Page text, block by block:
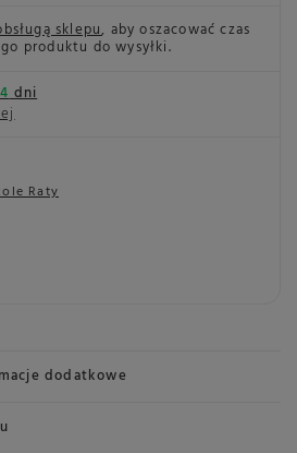
dodatkowe
sklepu, aby oszacować czas
produktu do wysyłki.
dni
Raty